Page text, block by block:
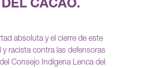
CACAO.
absoluta y el cierre de este
y racista contra las defensoras
Consejo Indígena Lenca del